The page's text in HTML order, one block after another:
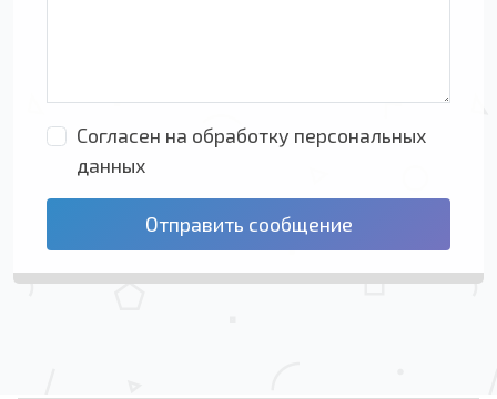
Согласен на обработку персональных
данных
Отправить сообщение